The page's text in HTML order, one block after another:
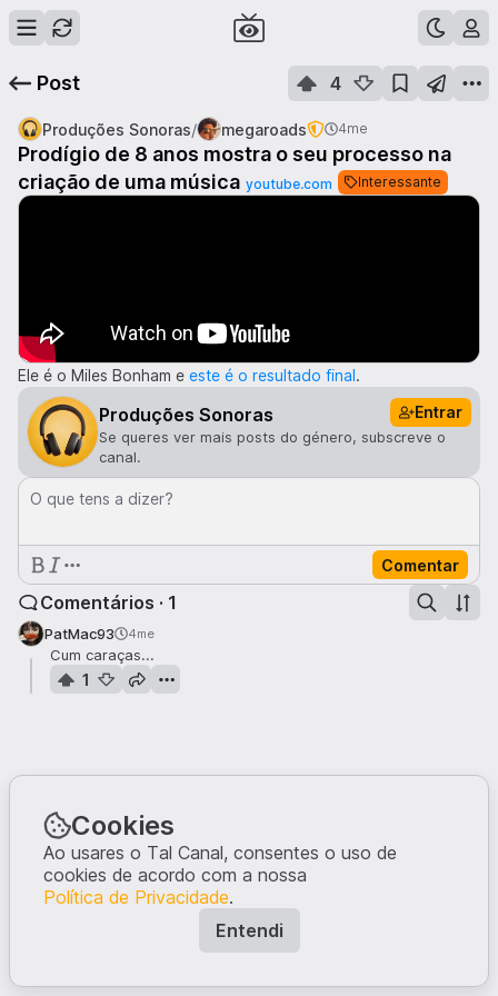
Post 4
Produções Sonoras/ megaroads 4me
Prodígio de 8 anos mostra o seu processo na
criação de uma música youtube.com Interessante
Ele é o Miles Bonham e este é o resultado final.
Produções Sonoras Entrar
Se queres ver mais posts do género, subscreve o
canal.
O que tens a dizer?
Comentar
Comentários · 1
PatMac93 4me
Cum caraças...
1
Cookies
Ao usares o Tal Canal, consentes o uso de
cookies de acordo com a nossa
Política de Privacidade.
Entendi